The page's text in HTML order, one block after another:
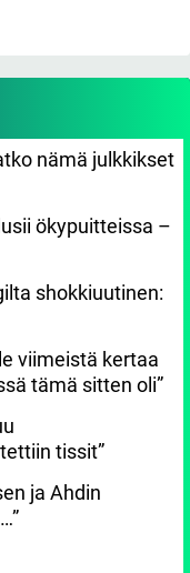
nämä julkkikset
ökypuitteissa –
shokkiuutinen:
viimeistä kertaa
tämä sitten oli”
tissit”
ja Ahdin